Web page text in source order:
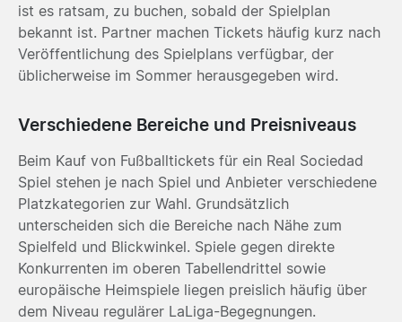
ist es ratsam, zu buchen, sobald der Spielplan
bekannt ist. Partner machen Tickets häufig kurz nach
Veröffentlichung des Spielplans verfügbar, der
üblicherweise im Sommer herausgegeben wird.
Verschiedene Bereiche und Preisniveaus
Beim Kauf von Fußballtickets für ein Real Sociedad
Spiel stehen je nach Spiel und Anbieter verschiedene
Platzkategorien zur Wahl. Grundsätzlich
unterscheiden sich die Bereiche nach Nähe zum
Spielfeld und Blickwinkel. Spiele gegen direkte
Konkurrenten im oberen Tabellendrittel sowie
europäische Heimspiele liegen preislich häufig über
dem Niveau regulärer LaLiga-Begegnungen.